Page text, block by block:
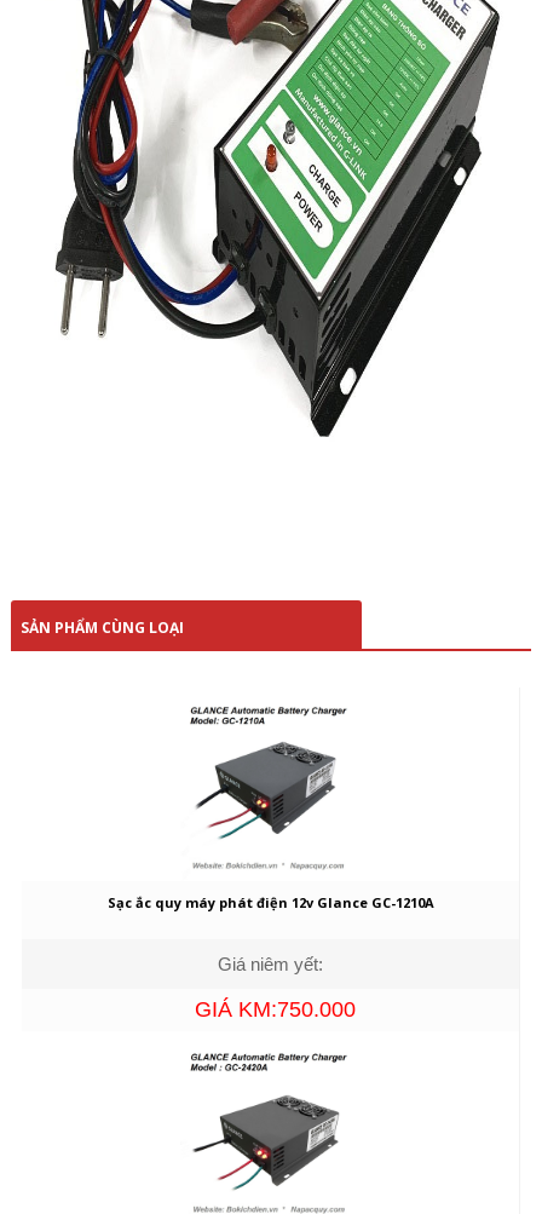
SẢN PHẨM CÙNG LOẠI
Sạc ắc quy máy phát điện 12v Glance GC-1210A
Giá niêm yết:
GIÁ KM:750.000